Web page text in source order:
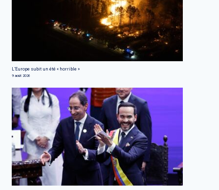
L’Europe subit un été « horrible »
9 août 2026